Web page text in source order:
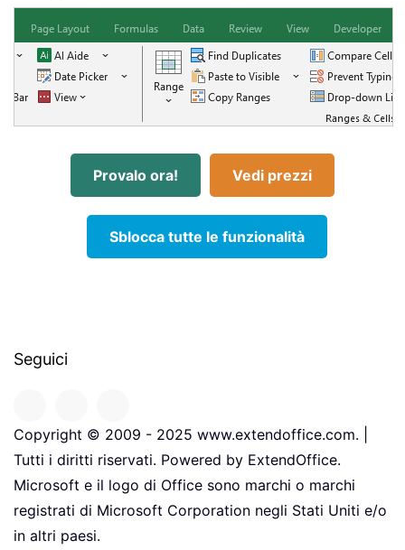
Provalo ora! Vedi prezzi
Sblocca tutte le funzionalità
Seguici
Copyright © 2009 - 2025 www.extendoffice.com. |
Tutti i diritti riservati. Powered by ExtendOffice.
Microsoft e il logo di Office sono marchi o marchi
registrati di Microsoft Corporation negli Stati Uniti e/o
in altri paesi.